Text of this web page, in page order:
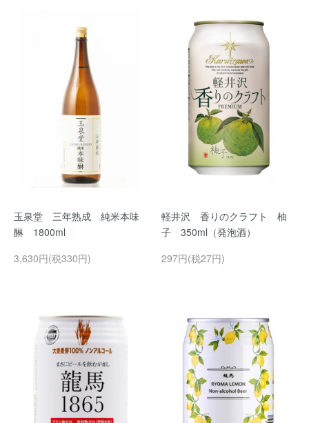
玉泉堂 三年熟成 純米本味
醂 1800ml
3,630円(税330円)
軽井沢 香りのクラフト 柚
子 350ml（発泡酒）
297円(税27円)